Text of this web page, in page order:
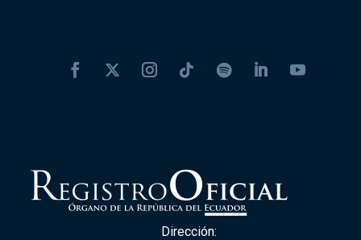
Dirección: